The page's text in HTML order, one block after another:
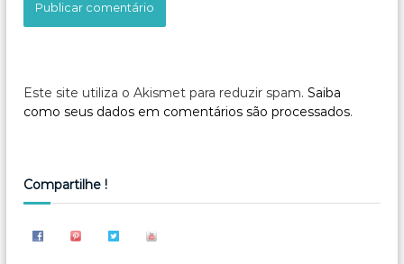
Este site utiliza o Akismet para reduzir spam.Saiba
como seus dados em comentários são processados.
Compartilhe !